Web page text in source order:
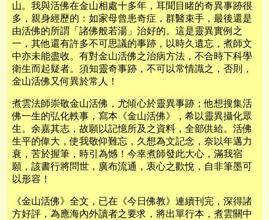
山。我與活佛在金山相處十多年，耳聞目睹的奇異事跡很
多，親身經歷的：如家母曾患奇症，群醫束手，最後還是
由活佛的所謂「諸佛般若湯」治好的。這是靈異實例之
一，其他還有許多不可思議的事跡，以時久遺忘，煮師文
中亦未能盡收。有對金山活佛之治病方法，不合時下科學
衛生而起疑者。須知靈奇事跡，不可以常情識之，否則，
金山活佛又何異於常人！
煮雲法師崇敬金山活佛，尤傾心於靈異事跡；他想搜集活
佛一生的弘化軼事，寫本《金山活佛》，希以靈異攝化眾
生。余嘉其志，故願以記憶所及之資料，全部供給。活佛
生平的偉大，使我敬仰難忘，久想為文記念，奈以年邁力
衰，苦於握筆，時引為憾！今幸煮師發此大心，滿我宿
願，該書行將問世，廣布流通，衷心之歡悅，自非筆墨可
以形容！
《金山活佛》全文，已在《今日佛教》連續刊完，深得諸
方好評，為應海內外讀者之要求，將出單行本，煮雲關中